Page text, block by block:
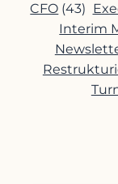
CFO (43)
Interim